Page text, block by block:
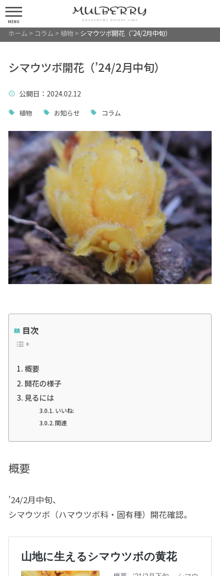
MENU
ホーム > コラム > 植物> シマウツボ開花（’24/2月中旬）
シマウツボ開花（’24/2月中旬）
公開日 ：2024.02.12
植物 お知らせ コラム
目次
概要
開花の様子
見るには
いいね:
関連
概要
’24/2月中旬、
シマウツボ（ハマウツボ科・固有種）開花確認。